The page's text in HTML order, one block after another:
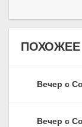
ПОХОЖЕЕ
Вечер с
Вечер с